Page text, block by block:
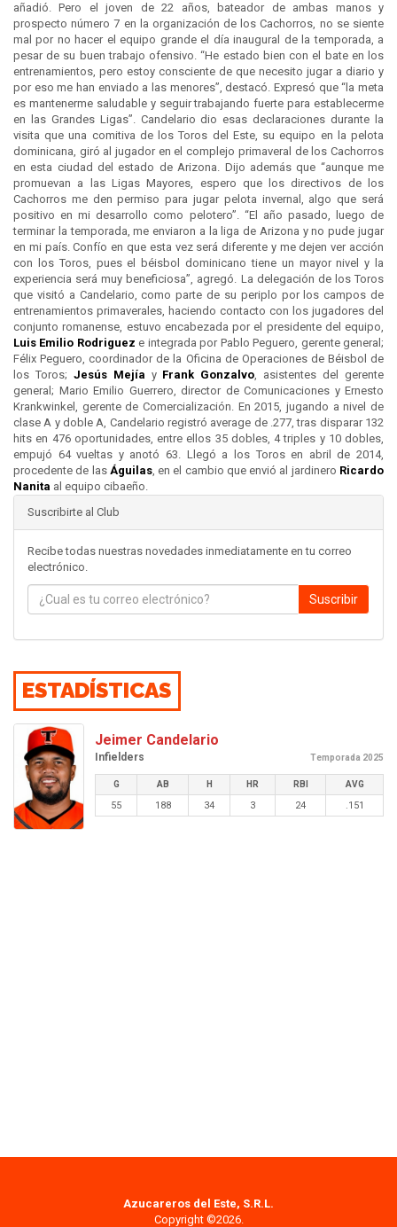
añadió. Pero el joven de 22 años, bateador de ambas manos y
prospecto número 7 en la organización de los Cachorros, no se siente
mal por no hacer el equipo grande el día inaugural de la temporada, a
pesar de su buen trabajo ofensivo. “He estado bien con el bate en los
entrenamientos, pero estoy consciente de que necesito jugar a diario y
por eso me han enviado a las menores”, destacó. Expresó que “la meta
es mantenerme saludable y seguir trabajando fuerte para establecerme
en las Grandes Ligas”. Candelario dio esas declaraciones durante la
visita que una comitiva de los Toros del Este, su equipo en la pelota
dominicana, giró al jugador en el complejo primaveral de los Cachorros
en esta ciudad del estado de Arizona. Dijo además que “aunque me
promuevan a las Ligas Mayores, espero que los directivos de los
Cachorros me den permiso para jugar pelota invernal, algo que será
positivo en mi desarrollo como pelotero”. “El año pasado, luego de
terminar la temporada, me enviaron a la liga de Arizona y no pude jugar
en mi país. Confío en que esta vez será diferente y me dejen ver acción
con los Toros, pues el béisbol dominicano tiene un mayor nivel y la
experiencia será muy beneficiosa”, agregó. La delegación de los Toros
que visitó a Candelario, como parte de su periplo por los campos de
entrenamientos primaverales, haciendo contacto con los jugadores del
conjunto romanense, estuvo encabezada por el presidente del equipo,
Luis Emilio Rodriguez e integrada por Pablo Peguero, gerente general;
Félix Peguero, coordinador de la Oficina de Operaciones de Béisbol de
los Toros; Jesús Mejía y Frank Gonzalvo, asistentes del gerente
general; Mario Emilio Guerrero, director de Comunicaciones y Ernesto
Krankwinkel, gerente de Comercialización. En 2015, jugando a nivel de
clase A y doble A, Candelario registró average de .277, tras disparar 132
hits en 476 oportunidades, entre ellos 35 dobles, 4 triples y 10 dobles,
empujó 64 vueltas y anotó 63. Llegó a los Toros en abril de 2014,
procedente de las Águilas, en el cambio que envió al jardinero Ricardo
Nanita al equipo cibaeño.
Suscribirte al Club
Recibe todas nuestras novedades inmediatamente en tu correo
electrónico.
Suscribir
ESTADÍSTICAS
Jeimer Candelario
Infielders Temporada 2025
G AB H HR RBI AVG
55 188 34 3 24 .151
Azucareros del Este, S.R.L.
Copyright ©2026.